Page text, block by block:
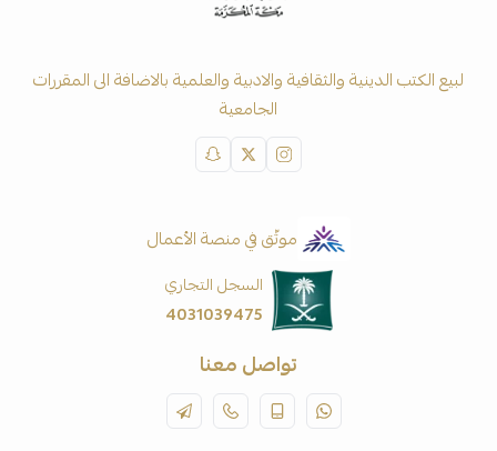
لبيع الكتب الدينية والثقافية والادبية والعلمية بالاضافة الى المقررات
الجامعية
موثّق في منصة الأعمال
السجل التجاري
4031039475
تواصل معنا